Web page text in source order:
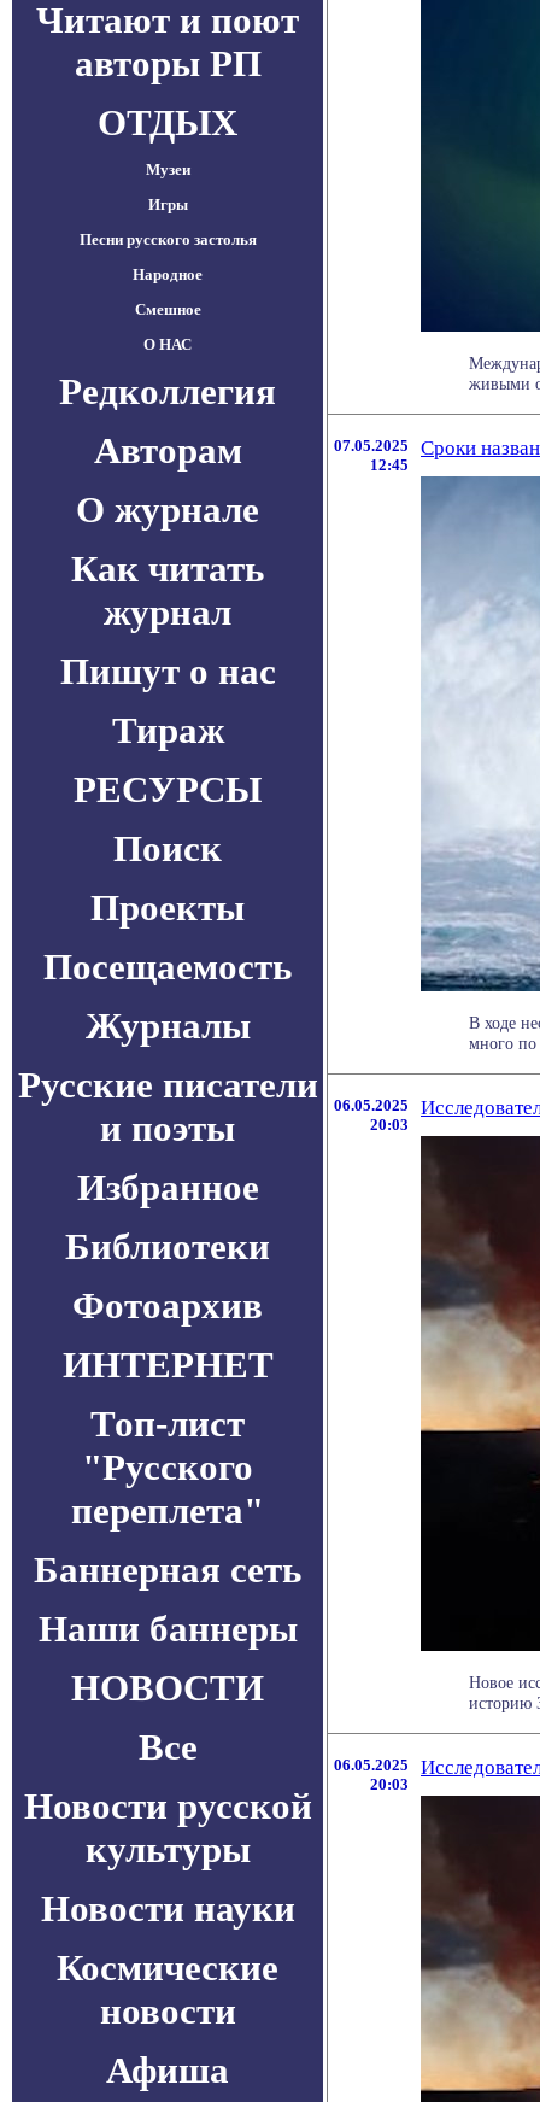
Читают и поют
авторы РП
ОТДЫХ
Музеи
Игры
Песни русского застолья
Народное
Смешное
О НАС
Редколлегия
Авторам
О журнале
Как читать
журнал
Пишут о нас
Тираж
РЕСУРСЫ
Поиск
Проекты
Посещаемость
Журналы
Русские писатели
и поэты
Избранное
Библиотеки
Фотоархив
ИНТЕРНЕТ
Топ-лист
"Русского
переплета"
Баннерная сеть
Наши баннеры
НОВОСТИ
Все
Новости русской
культуры
Новости науки
Космические
новости
Афиша
живыми
07.05.2025
12:45
Сроки
В ходе
много
06.05.2025
20:03
Новое
историю
06.05.2025
20:03